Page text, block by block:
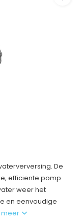
De
efficiente pomp
weer het
en eenvoudige
meer